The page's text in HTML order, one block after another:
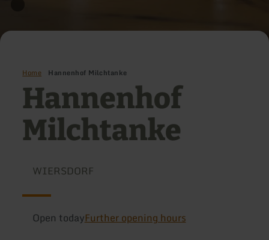
Home Hannenhof Milchtanke
Hannenhof
Milchtanke
WIERSDORF
Open todayFurther opening hours